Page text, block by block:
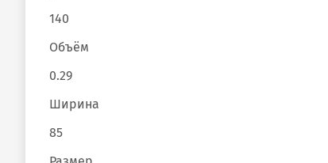
140
Объём
0.29
Ширина
85